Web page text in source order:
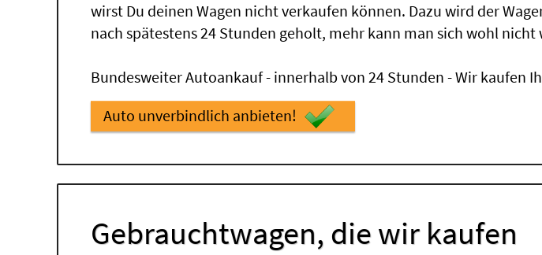
wirst Du deinen Wagen nicht verkaufen können. Dazu wird der
nach spätestens 24 Stunden geholt, mehr kann man sich wohl nicht
Bundesweiter Autoankauf - innerhalb von 24 Stunden - Wir kaufen
Auto unverbindlich anbieten!
Gebrauchtwagen, die wir kaufen